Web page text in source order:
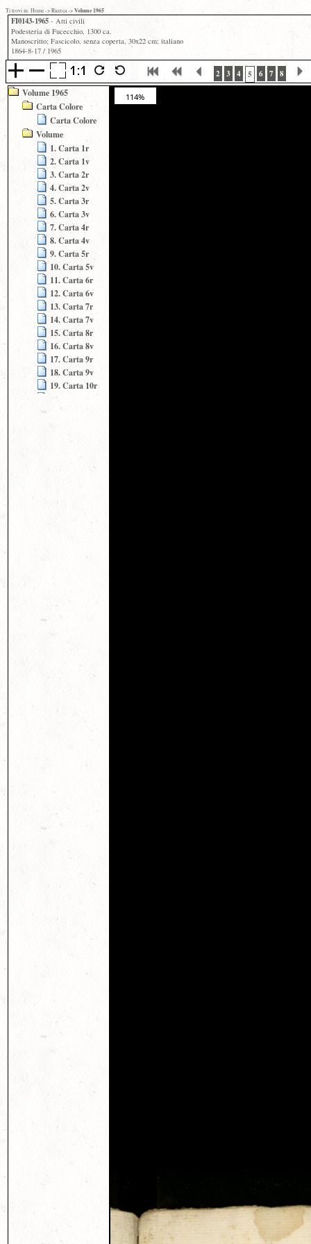
Ti trovi in: Home-> Ricerca-> Volume 1965
FI0143-1965- Atti civili
Podesteria di Fucecchio, 1300 ca.
Manoscritto; Fascicolo, senza coperta, 30x22 cm; italiano
1864-8-17 / 1965
2 3 4 5 6 7 8
Volume 1965
Carta Colore
Carta Colore
Volume
1. Carta 1r
2. Carta 1v
3. Carta 2r
4. Carta 2v
5. Carta 3r
6. Carta 3v
7. Carta 4r
8. Carta 4v
9. Carta 5r
10. Carta 5v
11. Carta 6r
12. Carta 6v
13. Carta 7r
14. Carta 7v
15. Carta 8r
16. Carta 8v
17. Carta 9r
18. Carta 9v
19. Carta 10r
114%